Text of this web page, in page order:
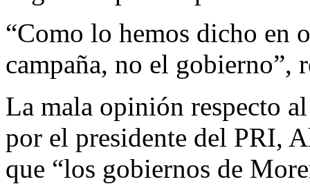
“Como lo hemos dicho en
campaña, no el gobierno”,
La mala opinión respecto
por el presidente del PRI,
que “los gobiernos de